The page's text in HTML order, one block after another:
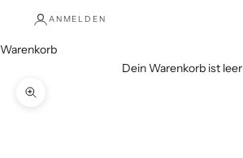
ANMELDEN
Warenkorb
Dein Warenkorb ist leer
Bild vergrößern